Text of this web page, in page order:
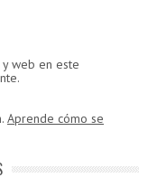
web en este
Aprende cómo se